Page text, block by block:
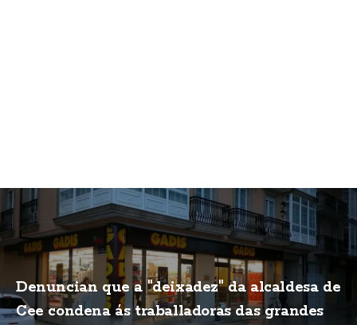
Denuncian que a "deixadez" da alcaldesa de
Cee condena ás traballadoras das grandes